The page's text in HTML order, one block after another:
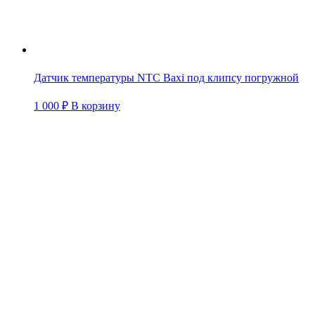
Датчик температуры NTC Baxi под клипсу погружной
1 000 ₽ В корзину